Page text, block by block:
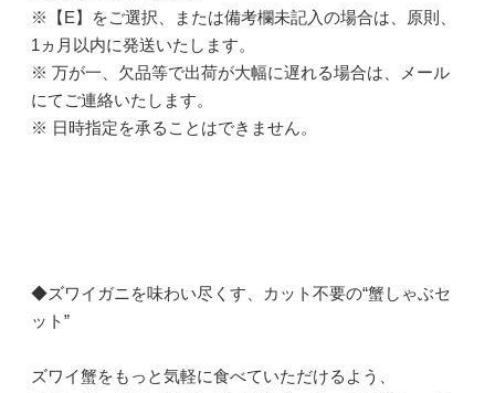
※【E】をご選択、または備考欄未記入の場合は、原則、
1ヵ月以内に発送いたします。
※ 万が一、欠品等で出荷が大幅に遅れる場合は、メール
にてご連絡いたします。
※ 日時指定を承ることはできません。
◆ズワイガニを味わい尽くす、カット不要の“蟹しゃぶセ
ット”
ズワイ蟹をもっと気軽に食べていただけるよう、